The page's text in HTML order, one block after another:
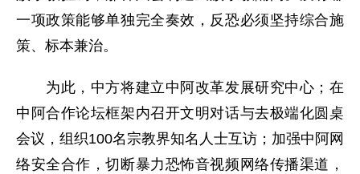
一项政策能够单独完全奏效，反恐必须坚持综合施
策、标本兼治。
为此，中方将建立中阿改革发展研究中心；在
中阿合作论坛框架内召开文明对话与去极端化圆桌
会议，组织100名宗教界知名人士互访；加强中阿网
络安全合作，切断暴力恐怖音视频网络传播渠道，